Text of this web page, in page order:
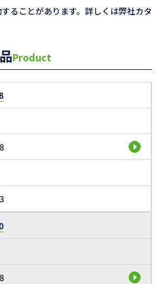
ることがあります。詳しくは弊社カタ
Product